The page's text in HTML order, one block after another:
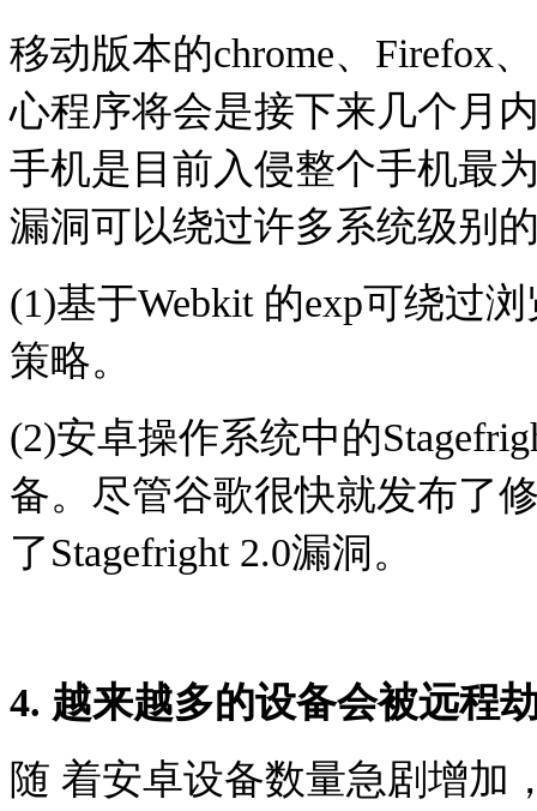
移动版本的chrome、Firefox
心程序将会是接下来几个月
手机是目前入侵整个手机最
漏洞可以绕过许多系统级别
(1)基于Webkit 的exp可绕过
策略。
(2)安卓操作系统中的
备。尽管谷歌很快就发布了
了Stagefright 2.0漏洞。
4. 越来越多的设备会被远程
随 着安卓设备数量急剧增加